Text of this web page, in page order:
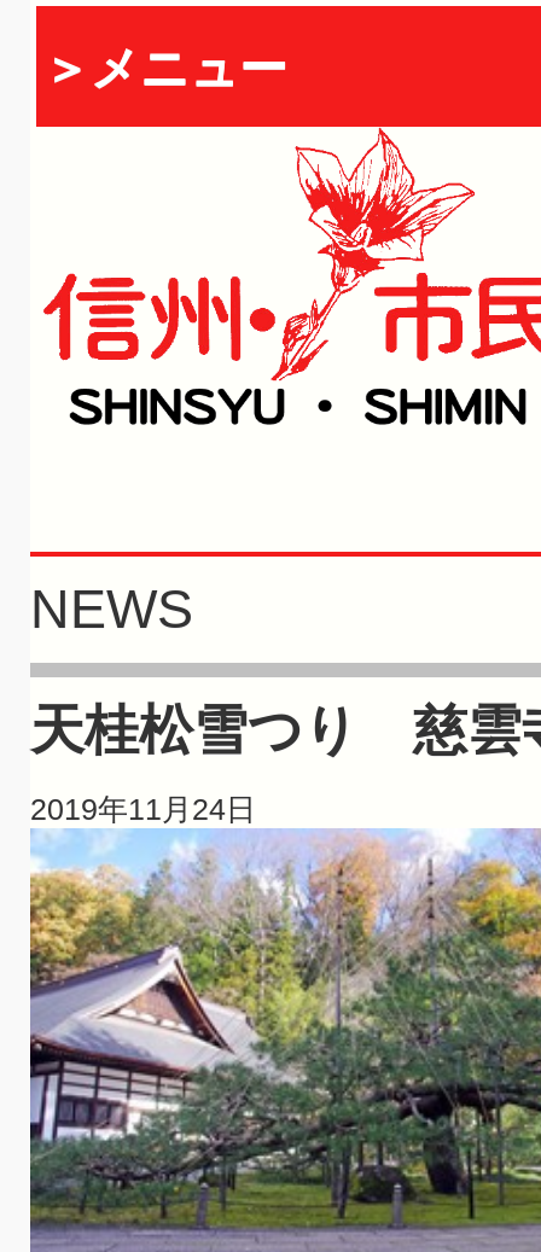
＞メニュー
NEWS
天桂松雪つり 慈雲
2019年11月24日